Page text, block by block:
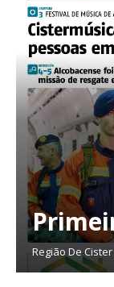
Região De Cister